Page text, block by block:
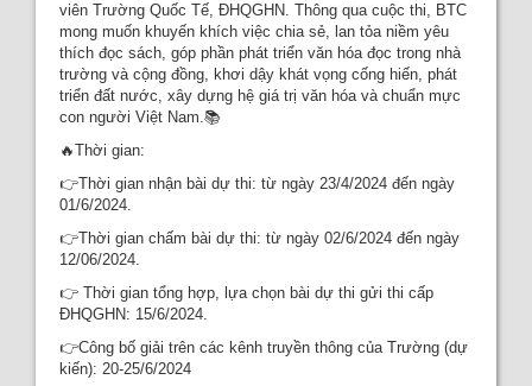
Authority search
Recent comments
Most popular
Purchase suggestions
Z39.50 Search
viên Trường Quốc Tế, ĐHQGHN. Thông qua cuộc thi, BTC
mong muốn khuyến khích việc chia sẻ, lan tỏa niềm yêu
thích đọc sách, góp phần phát triển văn hóa đọc trong nhà
trường và cộng đồng, khơi dậy khát vọng cống hiến, phát
triển đất nước, xây dựng hệ giá trị văn hóa và chuẩn mực
con người Việt Nam.📚
🔥Thời gian:
👉Thời gian nhận bài dự thi: từ ngày 23/4/2024 đến ngày
01/6/2024.
👉Thời gian chấm bài dự thi: từ ngày 02/6/2024 đến ngày
12/06/2024.
👉 Thời gian tổng hợp, lựa chọn bài dự thi gửi thi cấp
ĐHQGHN: 15/6/2024.
👉Công bố giải trên các kênh truyền thông của Trường (dự
kiến): 20-25/6/2024